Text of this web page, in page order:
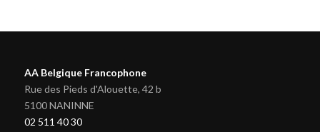
AA Belgique Francophone
Rue des Pieds d'Alouette, 42 b
5100 NANINNE
02 511 40 30